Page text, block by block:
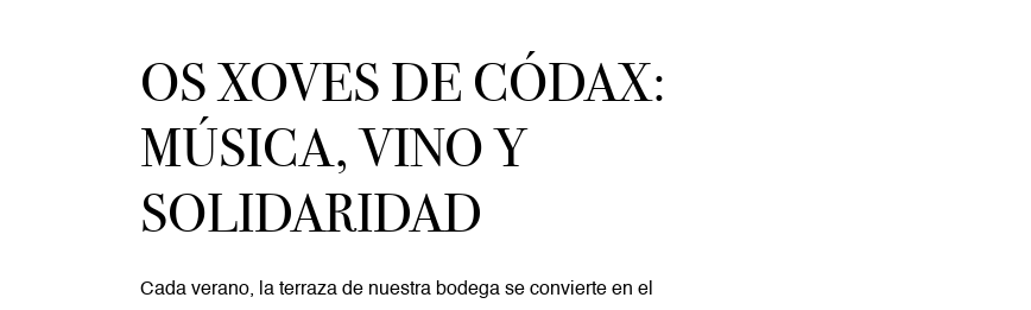
OS XOVES DE CÓDAX:
MÚSICA, VINO Y
SOLIDARIDAD
Cada verano, la terraza de nuestra bodega se convierte en el